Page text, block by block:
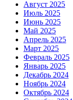
Август 2025
Июль 2025
Июнь 2025
Май 2025
Апрель 2025
Март 2025
Февраль 2025
Январь 2025
Декабрь 2024
Ноябрь 2024
Октябрь 2024